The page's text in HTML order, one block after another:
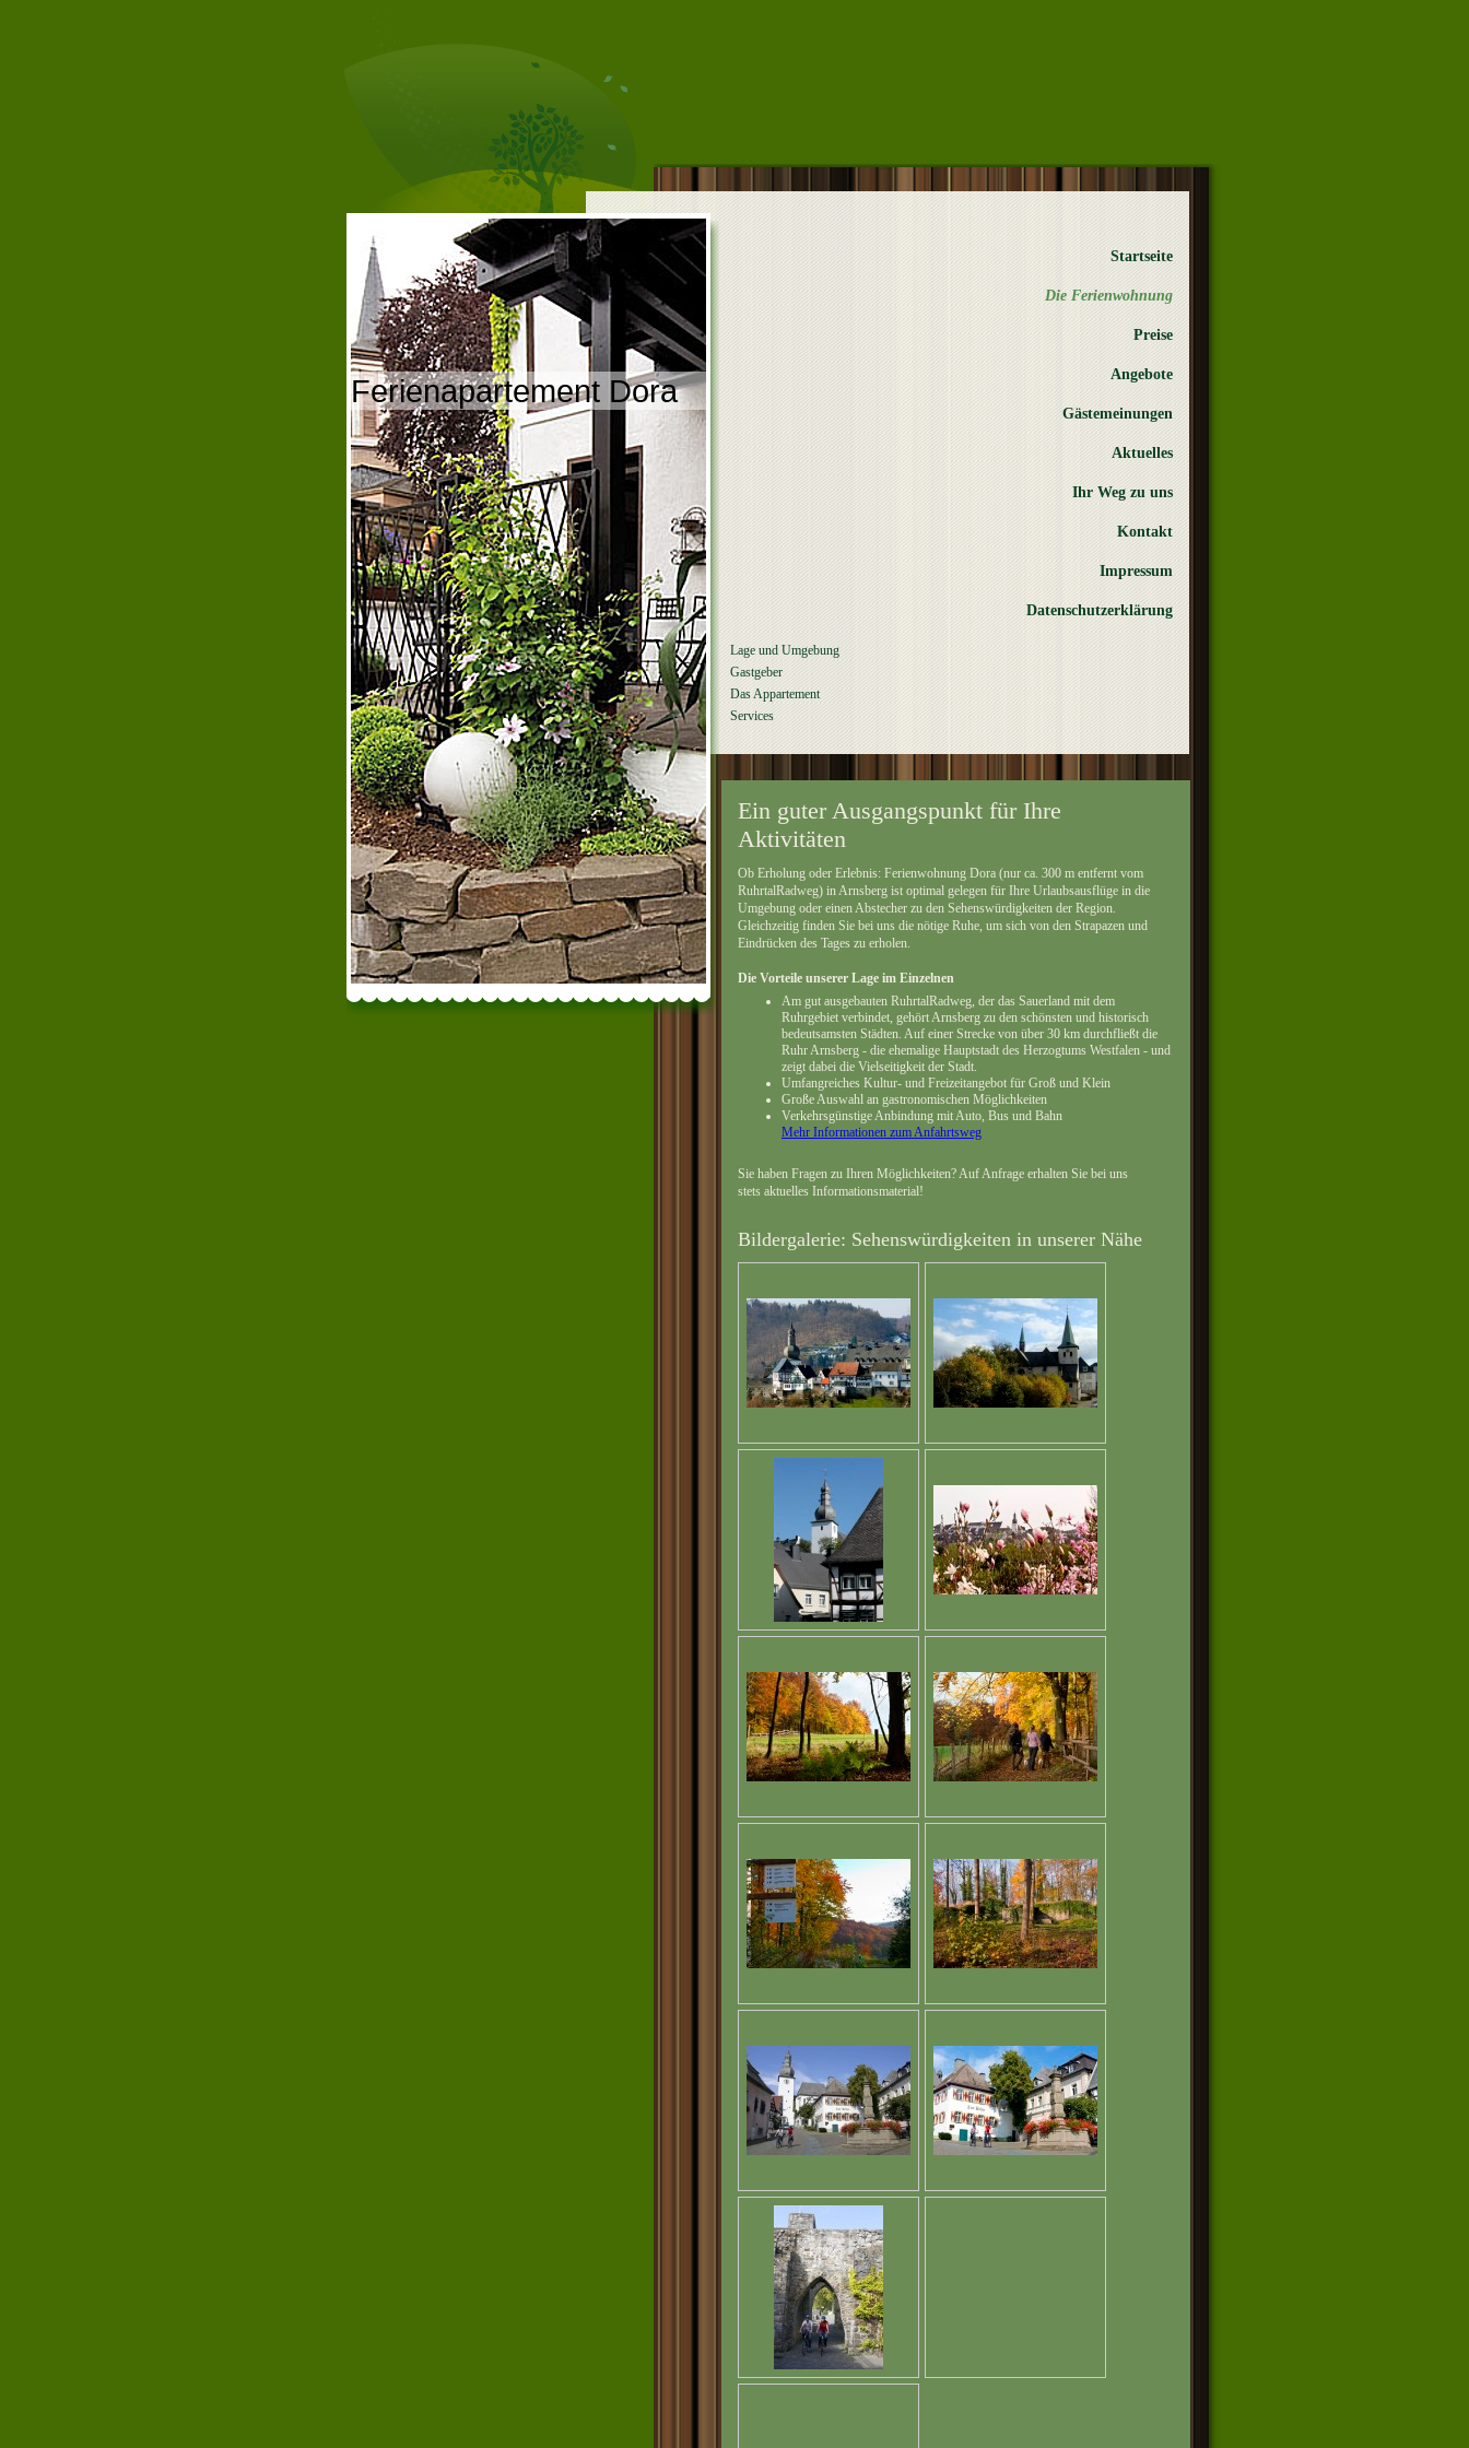
Ferienapartement Dora
Startseite
Die Ferienwohnung
Preise
Angebote
Gästemeinungen
Aktuelles
Ihr Weg zu uns
Kontakt
Impressum
Datenschutzerklärung
Lage und Umgebung
Gastgeber
Das Appartement
Services
Ein guter Ausgangspunkt für Ihre
Aktivitäten
Ob Erholung oder Erlebnis: Ferienwohnung Dora (nur ca. 300 m entfernt vom
RuhrtalRadweg) in Arnsberg ist optimal gelegen für Ihre Urlaubsausflüge in die
Umgebung oder einen Abstecher zu den Sehenswürdigkeiten der Region.
Gleichzeitig finden Sie bei uns die nötige Ruhe, um sich von den Strapazen und
Eindrücken des Tages zu erholen.
Die Vorteile unserer Lage im Einzelnen
Am gut ausgebauten RuhrtalRadweg, der das Sauerland mit dem
Ruhrgebiet verbindet, gehört Arnsberg zu den schönsten und historisch
bedeutsamsten Städten. Auf einer Strecke von über 30 km durchfließt die
Ruhr Arnsberg - die ehemalige Hauptstadt des Herzogtums Westfalen - und
zeigt dabei die Vielseitigkeit der Stadt.
Umfangreiches Kultur- und Freizeitangebot für Groß und Klein
Große Auswahl an gastronomischen Möglichkeiten
Verkehrsgünstige Anbindung mit Auto, Bus und Bahn
Mehr Informationen zum Anfahrtsweg
Sie haben Fragen zu Ihren Möglichkeiten? Auf Anfrage erhalten Sie bei uns
stets aktuelles Informationsmaterial!
Bildergalerie: Sehenswürdigkeiten in unserer Nähe